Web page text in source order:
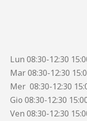
Lun 08:30-12:30
Mar 08:30-12:30
Mer 08:30-12:30
Gio 08:30-12:30
Ven 08:30-12:30